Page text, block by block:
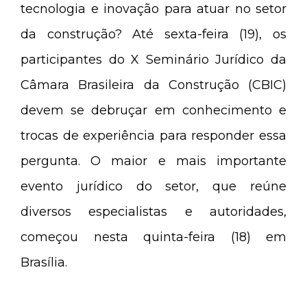
tecnologia e inovação para atuar no setor
da construção? Até sexta-feira (19), os
participantes do X Seminário Jurídico da
Câmara Brasileira da Construção (CBIC)
devem se debruçar em conhecimento e
trocas de experiência para responder essa
pergunta. O maior e mais importante
evento jurídico do setor, que reúne
diversos especialistas e autoridades,
começou nesta quinta-feira (18) em
Brasília.